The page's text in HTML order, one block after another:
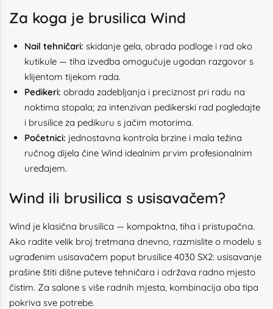
Za koga je brusilica Wind
Nail tehničari: skidanje gela, obrada podloge i rad oko
kutikule — tiha izvedba omogućuje ugodan razgovor s
klijentom tijekom rada.
Pedikeri: obrada zadebljanja i preciznost pri radu na
noktima stopala; za intenzivan pedikerski rad pogledajte
i brusilice za pedikuru s jačim motorima.
Početnici: jednostavna kontrola brzine i mala težina
ručnog dijela čine Wind idealnim prvim profesionalnim
uređajem.
Wind ili brusilica s usisavačem?
Wind je klasična brusilica — kompaktna, tiha i pristupačna.
Ako radite velik broj tretmana dnevno, razmislite o modelu s
ugrađenim usisavačem poput brusilice 4030 SX2: usisavanje
prašine štiti dišne puteve tehničara i održava radno mjesto
čistim. Za salone s više radnih mjesta, kombinacija oba tipa
pokriva sve potrebe.